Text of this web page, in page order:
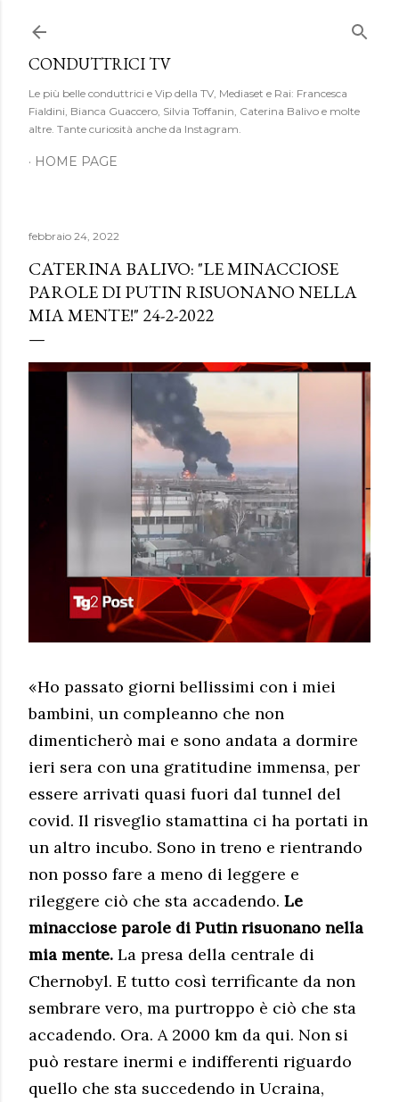
CONDUTTRICI TV
Le più belle conduttrici e Vip della TV, Mediaset e Rai: Francesca
Fialdini, Bianca Guaccero, Silvia Toffanin, Caterina Balivo e molte
altre. Tante curiosità anche da Instagram.
HOME PAGE
febbraio 24, 2022
CATERINA BALIVO: "LE MINACCIOSE
PAROLE DI PUTIN RISUONANO NELLA
MIA MENTE!" 24-2-2022
«Ho passato giorni bellissimi con i miei
bambini, un compleanno che non
dimenticherò mai e sono andata a dormire
ieri sera con una gratitudine immensa, per
essere arrivati quasi fuori dal tunnel del
covid. Il risveglio stamattina ci ha portati in
un altro incubo. Sono in treno e rientrando
non posso fare a meno di leggere e
rileggere ciò che sta accadendo. Le
minacciose parole di Putin risuonano nella
mia mente. La presa della centrale di
Chernobyl. E tutto così terrificante da non
sembrare vero, ma purtroppo è ciò che sta
accadendo. Ora. A 2000 km da qui. Non si
può restare inermi e indifferenti riguardo
quello che sta succedendo in Ucraina,